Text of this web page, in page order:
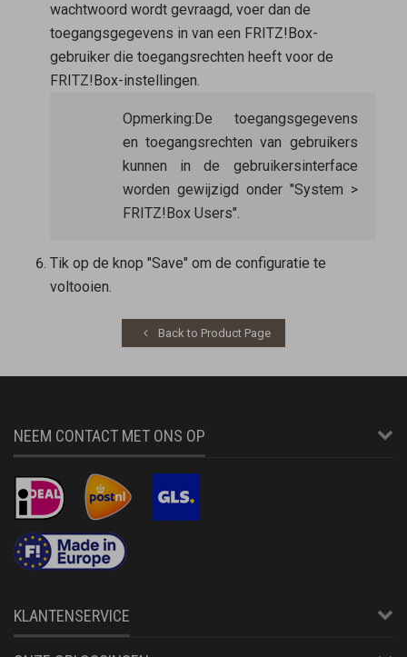
wachtwoord wordt gevraagd, voer dan de
toegangsgegevens in van een FRITZ!Box-
gebruiker die toegangsrechten heeft voor de
FRITZ!Box-instellingen.
Opmerking: De toegangsgegevens
en toegangsrechten van gebruikers
kunnen in de gebruikersinterface
worden gewijzigd onder "System >
FRITZ!Box Users".
Tik op de knop "Save" om de configuratie te
voltooien.
Back to Product Page
NEEM CONTACT MET ONS OP
KLANTENSERVICE